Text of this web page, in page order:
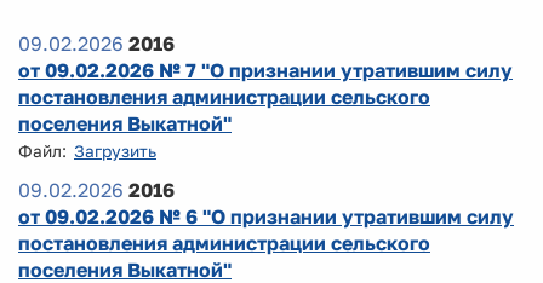
09.02.2026 2016
от 09.02.2026 № 7 "О признании утратившим силу
постановления администрации сельского
поселения Выкатной"
Файл: Загрузить
09.02.2026 2016
от 09.02.2026 № 6 "О признании утратившим силу
постановления администрации сельского
поселения Выкатной"